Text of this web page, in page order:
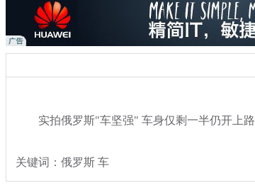
实拍俄罗斯"车坚强" 车身仅剩一半仍开上路
关键词：俄罗斯 车